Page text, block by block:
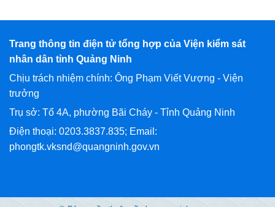
Trang thông tin điện tử tổng hợp của Viện kiểm sát
nhân dân tỉnh Quảng Ninh
Chịu trách nhiệm chính: Ông Phạm Viết Vượng - Viện
trưởng
Trụ sở: Tổ 4A, phường Bãi Cháy - Tỉnh Quảng Ninh
Điện thoại: 0203.3837.835; Email:
phongtk.vksnd@quangninh.gov.vn